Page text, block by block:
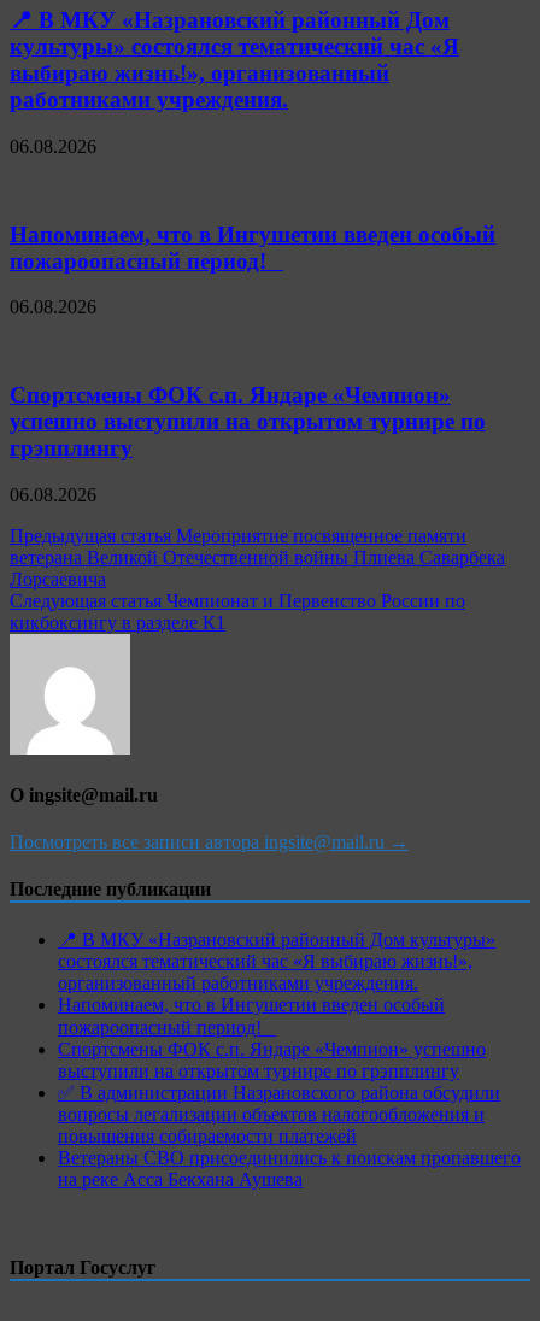
📍 В МКУ «Назрановский районный Дом
культуры» состоялся тематический час «Я
выбираю жизнь!», организованный
работниками учреждения.
06.08.2026
Напоминаем, что в Ингушетии введен особый
пожароопасный период!⁣⁣⠀
06.08.2026
Спортсмены ФОК с.п. Яндаре «Чемпион»
успешно выступили на открытом турнире по
грэпплингу
06.08.2026
Навигация
по
записям
Предыдущая статья Мероприятие посвященное памяти
ветерана Великой Отечественной войны Плиева Саварбека
Лорсаевича
Следующая статья Чемпионат и Первенство России по
кикбоксингу в разделе К1
О ingsite@mail.ru
Посмотреть все записи автора ingsite@mail.ru →
Последние публикации
📍 В МКУ «Назрановский районный Дом культуры»
состоялся тематический час «Я выбираю жизнь!»,
организованный работниками учреждения.
Напоминаем, что в Ингушетии введен особый
пожароопасный период!⁣⁣⠀
Спортсмены ФОК с.п. Яндаре «Чемпион» успешно
выступили на открытом турнире по грэпплингу
✅ В администрации Назрановского района обсудили
вопросы легализации объектов налогообложения и
повышения собираемости платежей
Ветераны СВО присоединились к поискам пропавшего
на реке Асса Бекхана Аушева
Портал Госуслуг